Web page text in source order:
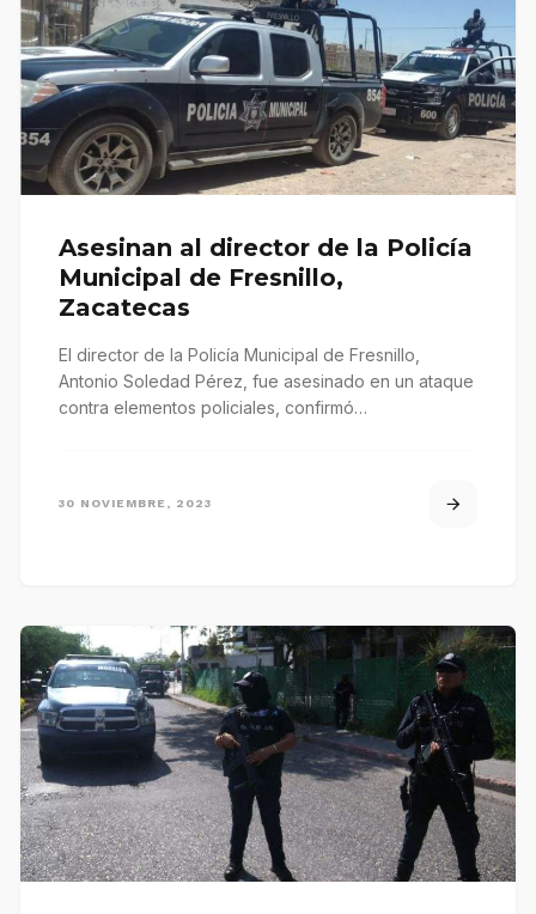
Asesinan al director de la Policía
Municipal de Fresnillo,
Zacatecas
El director de la Policía Municipal de Fresnillo,
Antonio Soledad Pérez, fue asesinado en un ataque
contra elementos policiales, confirmó…
30 NOVIEMBRE, 2023